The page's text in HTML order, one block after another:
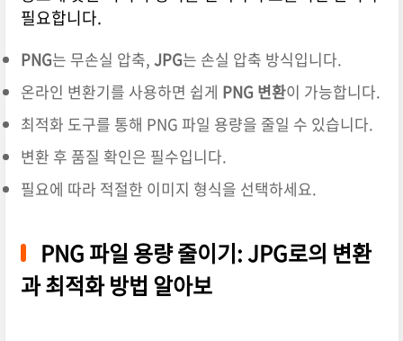
필요합니다.
PNG는 무손실 압축, JPG는 손실 압축 방식입니다.
온라인 변환기를 사용하면 쉽게 PNG 변환이 가능합니다.
최적화 도구를 통해 PNG 파일 용량을 줄일 수 있습니다.
변환 후 품질 확인은 필수입니다.
필요에 따라 적절한 이미지 형식을 선택하세요.
PNG 파일 용량 줄이기: JPG로의 변환
과 최적화 방법 알아보